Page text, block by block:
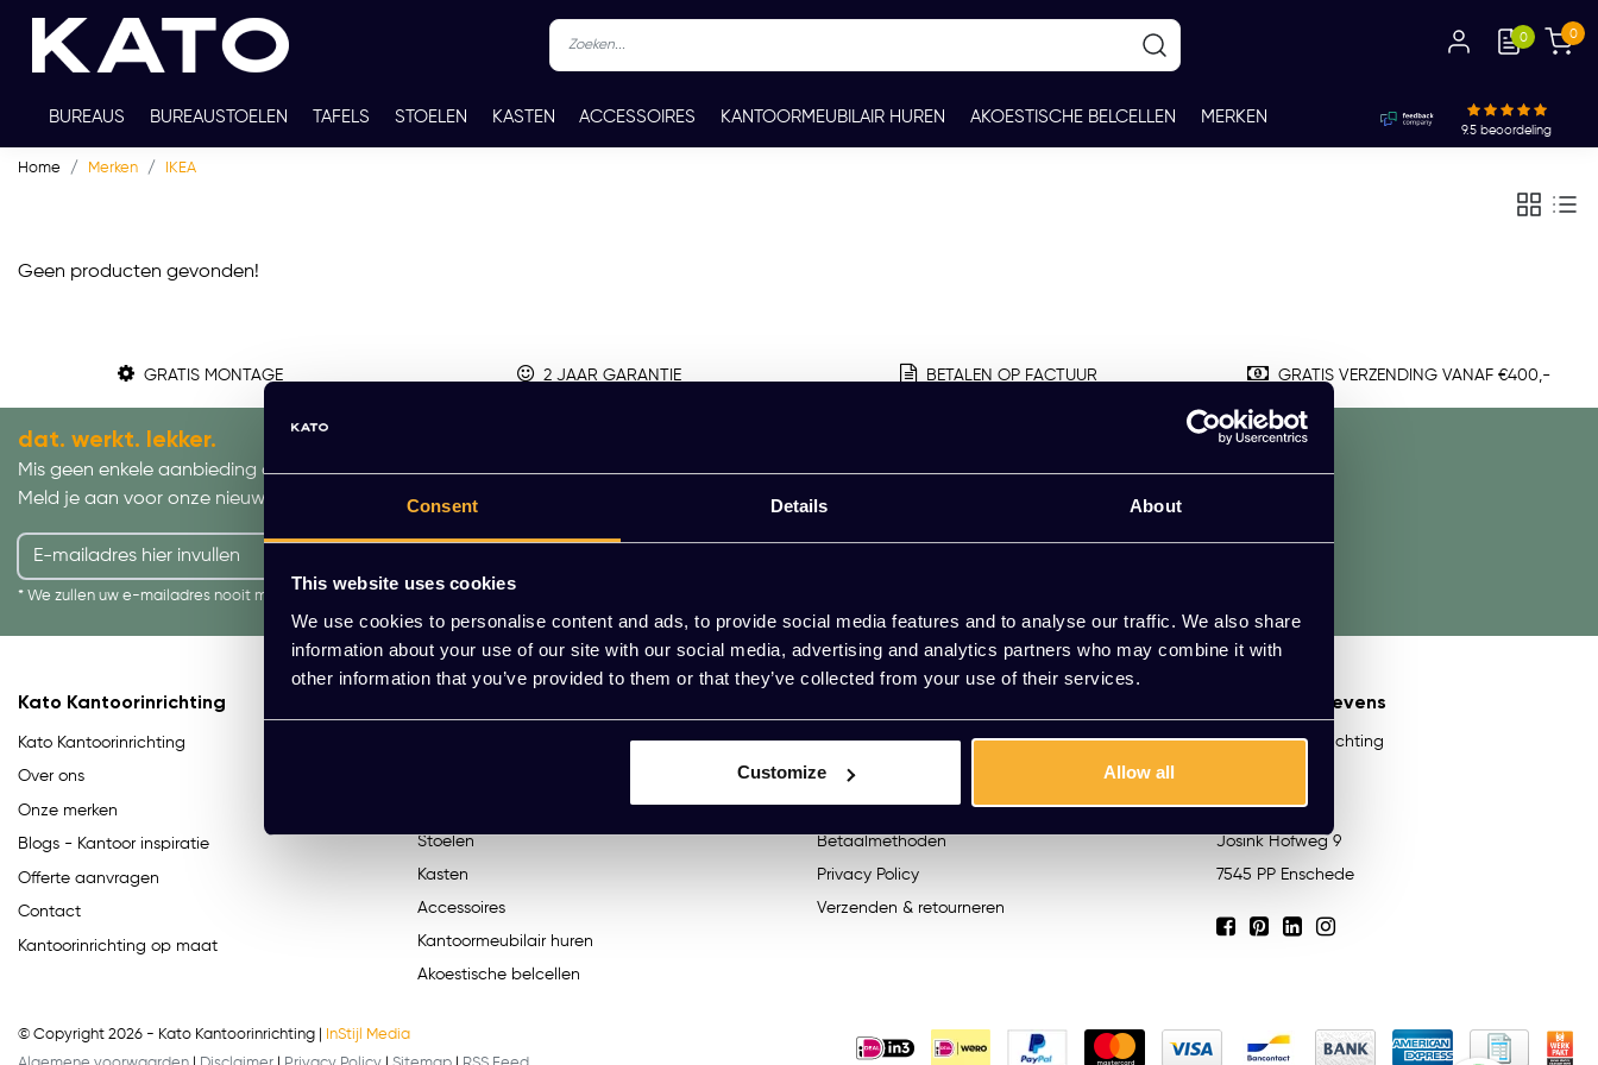
Consent Details About
This website uses cookies
We use cookies to personalise content and ads, to provide social media features and to analyse our traffic. We also share
information about your use of our site with our social media, advertising and analytics partners who may combine it with
other information that you’ve provided to them or that they’ve collected from your use of their services.
Customize Allow all
0 0
BUREAUS BUREAUSTOELEN TAFELS STOELEN KASTEN ACCESSOIRES KANTOORMEUBILAIR HUREN AKOESTISCHE BELCELLEN MERKEN
TWEEDEHANDS
9.5 beoordeling
Home Merken IKEA
Geen producten gevonden!
GRATIS MONTAGE 2 JAAR GARANTIE BETALEN OP FACTUUR GRATIS VERZENDING VANAF €400,-
dat. werkt. lekker.
Mis geen enkele aanbieding of actie.
Meld je aan voor onze nieuwsbrief!
* We zullen uw e-mailadres nooit met iemand anders delen.
We helpen je graag. Raadpleeg onze klantenservice.
Kato Kantoorinrichting
Kato Kantoorinrichting
Over ons
Onze merken
Blogs - Kantoor inspiratie
Offerte aanvragen
Contact
Kantoorinrichting op maat
Stoelen
Kasten
Accessoires
Kantoormeubilair huren
Akoestische belcellen
Klantenservice
Cookie Statement
Algemene voorwaarden
Betaalmethoden
Privacy Policy
Verzenden & retourneren
Contactgegevens
Kato Kantoorinrichting
[email protected]
Josink Hofweg 9
7545 PP Enschede
© Copyright 2026 - Kato Kantoorinrichting |
InStijl Media